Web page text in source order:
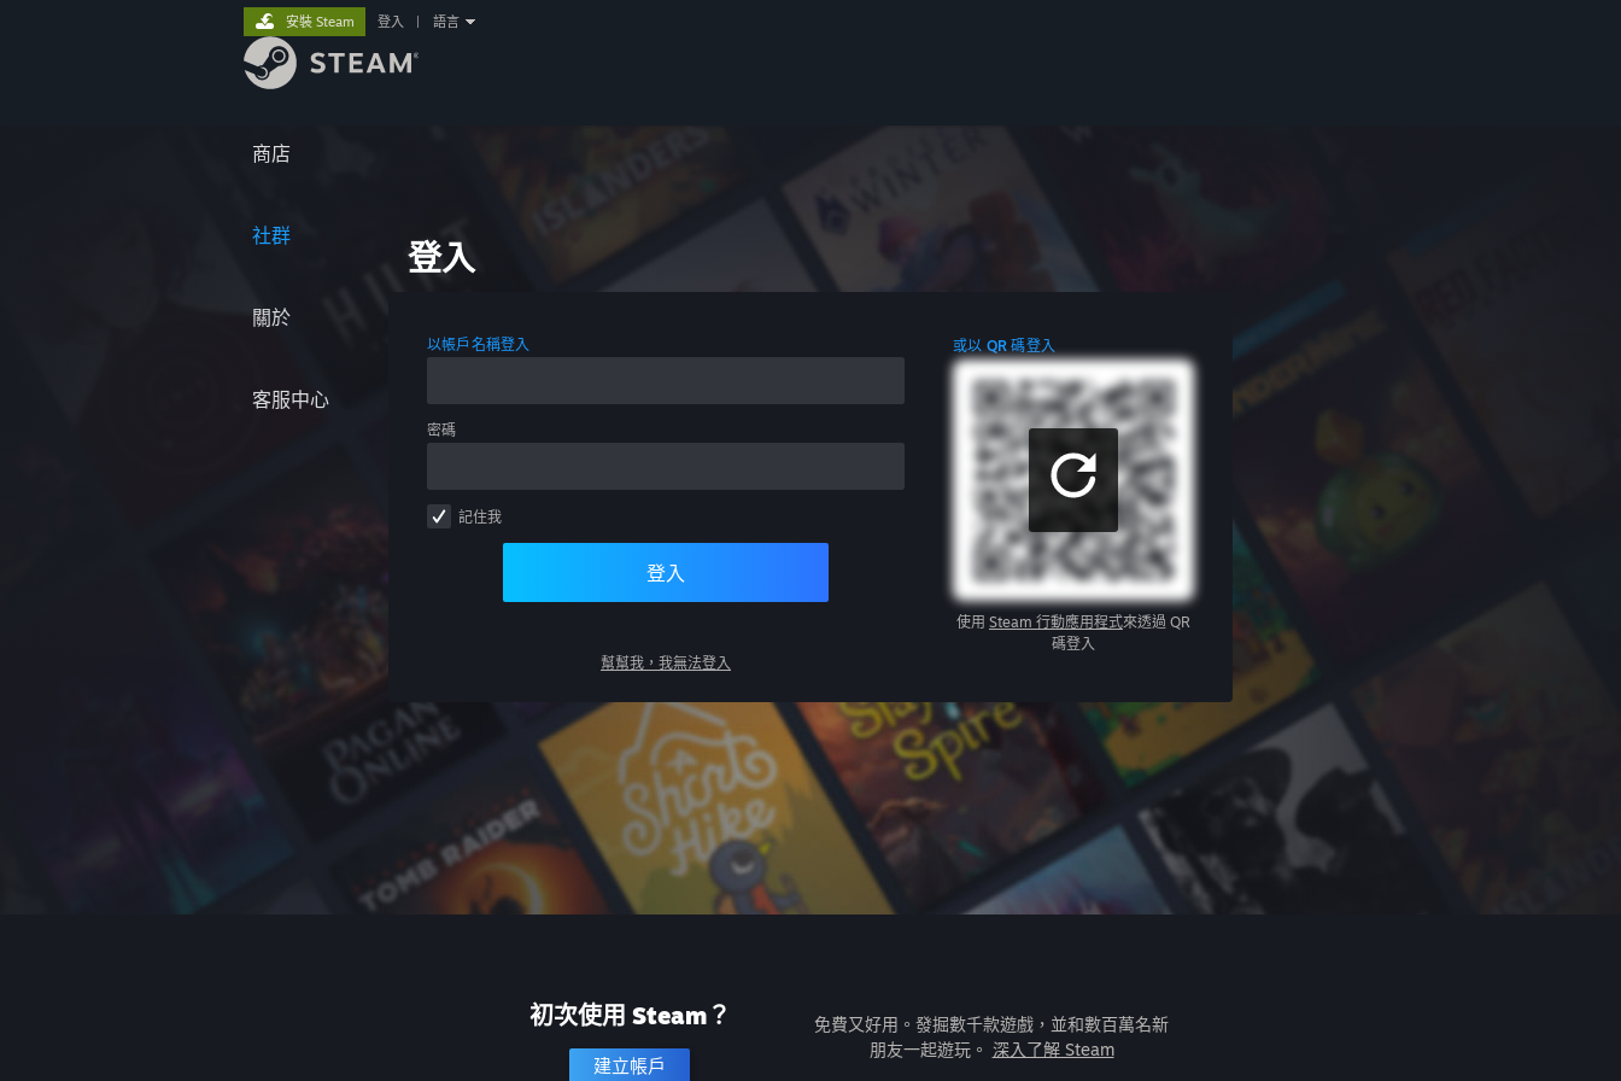
商店
社群
關於
客服中心
安裝 Steam 登入 語言
登入
以帳戶名稱登入
密碼
記住我
登入
幫幫我，我無法登入
或以 QR 碼登入
使用 Steam 行動應用程式來透過 QR
碼登入
初次使用 Steam？
建立帳戶
免費又好用。發掘數千款遊戲，並和數百萬名新
朋友一起遊玩。 深入了解 Steam